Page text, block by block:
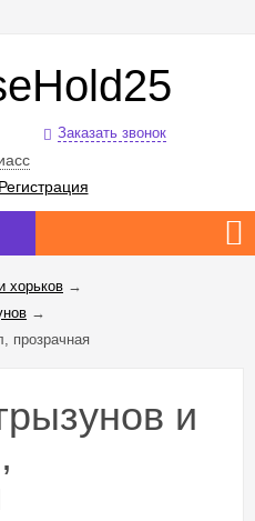
Заказать звонок
Регистрация
хорьков →
→
прозрачная
и